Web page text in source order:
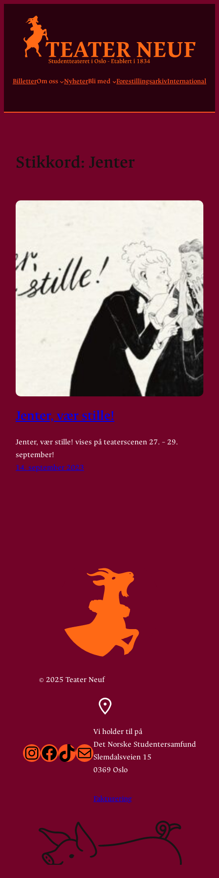
innhold
BilletterOm oss NyheterBli med ForestillingsarkivInternational
Stikkord: Jenter
Jenter, vær stille!
Jenter, vær stille! vises på teaterscenen 27. – 29.
september!
14. september 2023
© 2025 Teater Neuf
Instagram
Facebook
TikTok
E-post
Vi holder til på
Det Norske Studentersamfund
Slemdalsveien 15
0369 Oslo
Fakturering